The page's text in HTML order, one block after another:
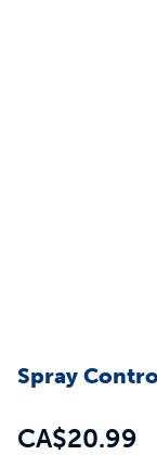
Spray
CA$20.99